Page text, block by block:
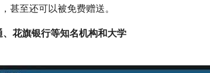
甚至还可以被免费赠送。
、花旗银行等知名机构和大学